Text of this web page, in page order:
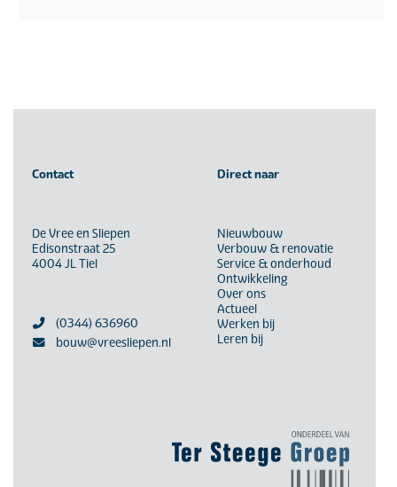
Contact
De Vree en Sliepen
Edisonstraat 25
4004 JL Tiel
(0344) 636960
bouw@vreesliepen.nl
Direct naar
Nieuwbouw
Verbouw & renovatie
Service & onderhoud
Ontwikkeling
Over ons
Actueel
Werken bij
Leren bij